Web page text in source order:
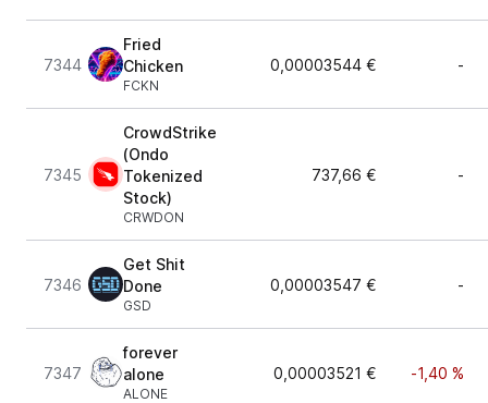
7344
Fried
Chicken
FCKN
0,00003544 € -
7345
CrowdStrike
(Ondo
Tokenized
Stock)
CRWDON
737,66 € -
7346
Get Shit
Done
GSD
0,00003547 € -
7347
forever
alone
ALONE
0,00003521 € -1,40 %